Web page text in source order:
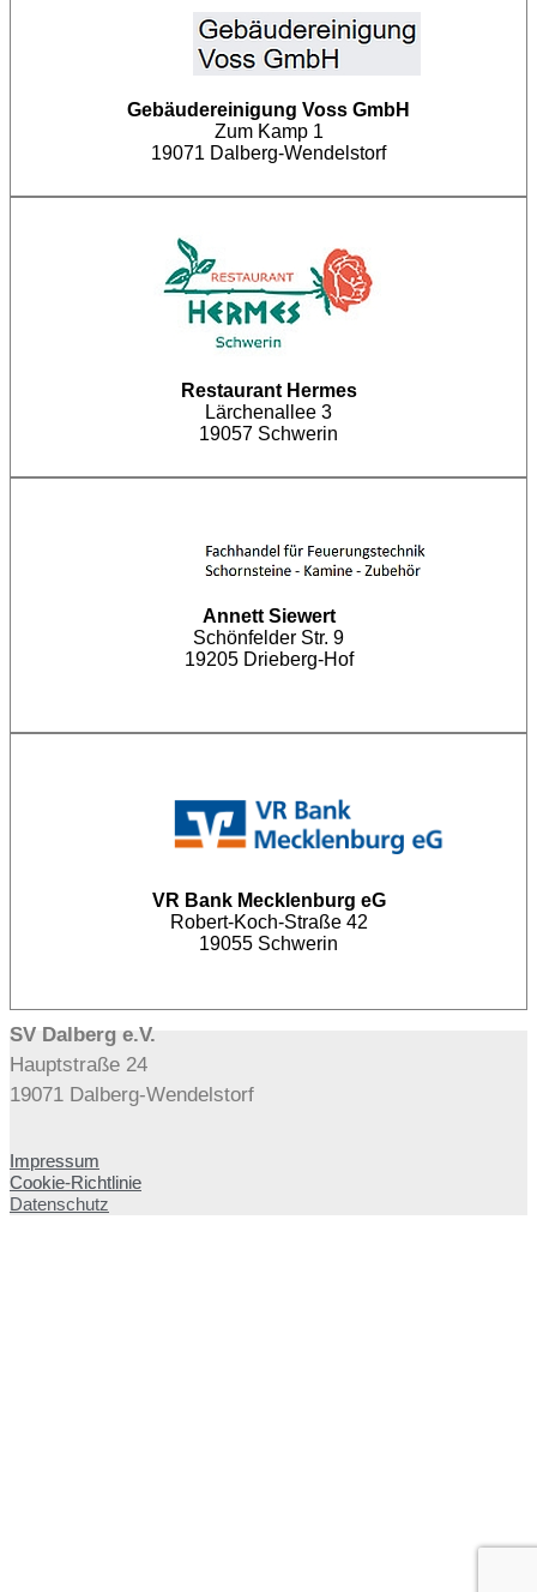
Gebäudereinigung Voss GmbH
Zum Kamp 1
19071 Dalberg-Wendelstorf
Restaurant Hermes
Lärchenallee 3
19057 Schwerin
Annett Siewert
Schönfelder Str. 9
19205 Drieberg-Hof
VR Bank Mecklenburg eG
Robert-Koch-Straße 42
19055 Schwerin
SV Dalberg e.V.
Hauptstraße 24
19071 Dalberg-Wendelstorf
Impressum
Cookie-Richtlinie
Datenschutz